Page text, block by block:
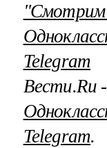
Telegram
Вести.Ru ‐
Telegram.